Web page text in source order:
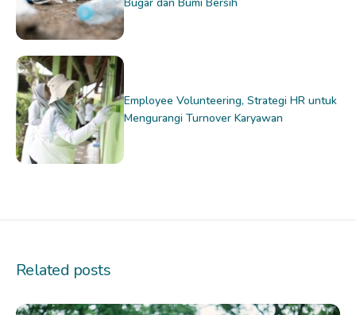
Employee Volunteering, Strategi HR untuk
Mengurangi Turnover Karyawan
Related posts